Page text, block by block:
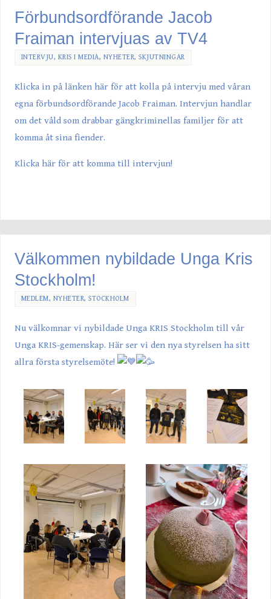
Förbundsordförande Jacob
Fraiman intervjuas av TV4
INTERVJU, KRIS I MEDIA, NYHETER,SKJUTNINGAR
Klicka in på länken här för att kolla på intervju med våran
egna förbundsordförande Jacob Fraiman. Intervjun handlar
om det våld som drabbar gängkriminellas familjer för att
komma åt sina fiender.
Klicka här för att komma till intervjun!
Välkommen nybildade Unga Kris
Stockholm!
MEDLEM, NYHETER,STOCKHOLM
Nu välkomnar vi nybildade Unga KRIS Stockholm till vår
Unga KRIS-gemenskap. Här ser vi den nya styrelsen ha sitt
allra första styrelsemöte!